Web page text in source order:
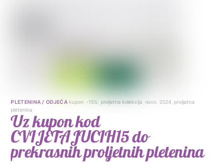
PLETENINA / ODJEĆA kupon -15%, proljetna kolekcija novo 2024 proljetna
pletenina
Uz kupon kod
CVIJETAJUCIH15 do
prekrasnih proljetnih pletenina